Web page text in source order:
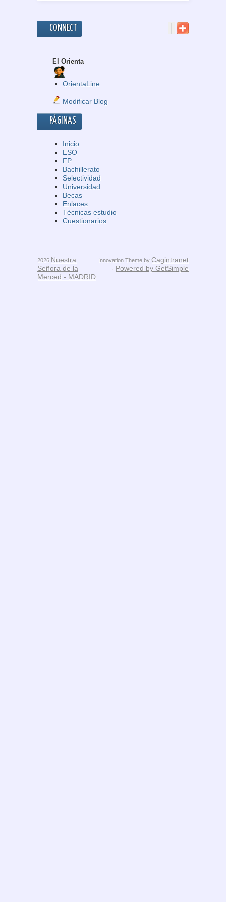
CONNECT
El Orienta
OrientaLine
Modificar Blog
PÁGINAS
Inicio
ESO
FP
Bachillerato
Selectividad
Universidad
Becas
Enlaces
Técnicas estudio
Cuestionarios
2026 Nuestra
Señora de la
Merced - MADRID
Innovation Theme by Cagintranet
· Powered by GetSimple